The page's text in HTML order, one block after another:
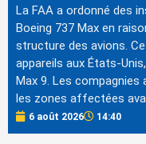
La FAA a ordonné des
Boeing 737 Max en
structure des avions.
appareils aux États-
Max 9. Les compagnies
les zones affectées
6 août 2026 14:40